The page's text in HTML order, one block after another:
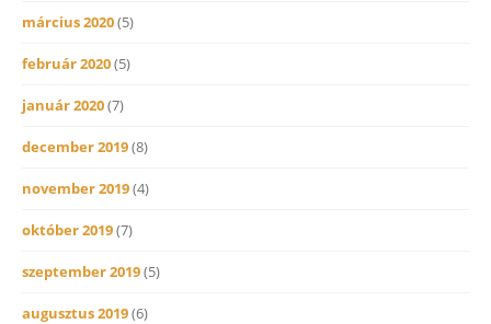
március 2020(5)
február 2020(5)
január 2020(7)
december 2019(8)
november 2019(4)
október 2019(7)
szeptember 2019(5)
augusztus 2019(6)